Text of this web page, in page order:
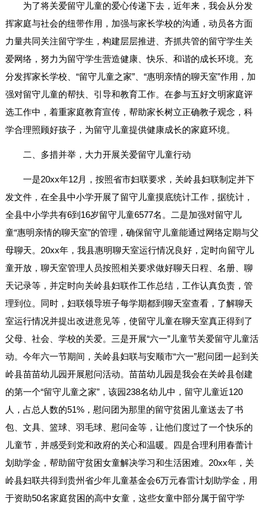
为了将关爱留守儿童的爱心传递下去，近年来，我会从分发
挥家庭与社会的纽带作用，加强与家长学校的沟通，动员各方面
力量共同关注留守学生，构建层层推进、齐抓共管的留守学生关
爱网络，努力为留守学生营造健康、快乐、和谐的成长环境。充
分发挥家长学校、“留守儿童之家”、“惠明亲情的聊天室”作用，加
强对留守儿童的帮扶、引导和教育工作。在参与五好文明家庭评
选工作中，着重家庭教育宣传，帮助家长树立正确教子观念，科
学合理照顾好孩子，为留守儿童提供健康成长的家庭环境。
二、多措并举，大力开展关爱留守儿童行动
一是20xx年12月，按照省市妇联要求，关岭县妇联制定并下
发文件，在全县中小学开展了留守儿童摸底统计工作，据统计，
全县中小学共有6到16岁留守儿童6577名。二是加强对留守儿
童“惠明亲情的聊天室”的管理，确保留守儿童能通过网络定期与父
母聊天。20xx年，我县惠明聊天室运行情况良好，定时向留守儿
童开放，聊天室管理人员按照相关要求做好聊天日程、名册、聊
天记录等，并定时向关岭县妇联作工作总结，工作认真负责，管
理到位。同时，妇联领导班子每学期都到聊天室查看，了解聊天
室运行情况并提出改进意见等，使留守儿童在聊天室真正得到了
父母、社会、学校的关爱。三是开展“六一”儿童节关爱留守儿童活
动。今年六一节期间，关岭县妇联与安顺市“六一”慰问团一起到关
岭县苗苗幼儿园开展慰问活动。苗苗幼儿园是我会在关岭县创建
的第一个“留守儿童之家”，该园238名幼儿中，留守儿童近120
人，占总人数的51%，慰问团为那里的留守贫困儿童送去了书
包、文具、篮球、羽毛球、慰问金等，让他们度过了一个快乐的
儿童节，并感受到党和政府的关心和温暖。四是合理利用春蕾计
划助学金，帮助留守贫困女童解决学习和生活困难。20xx年，关
岭县妇联共得到贵州省少年儿童基金会6万元春雷计划助学金，用
于资助50名家庭贫困的高中女童，这些女童中部分属于留守学